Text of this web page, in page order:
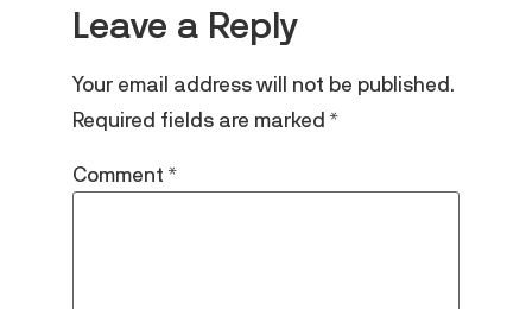
Leave a Reply
Your email address will not be published.
Required fields are marked*
Comment*